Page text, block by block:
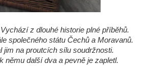
z dlouhé historie plné příběhů.
společného státu Čechů a Moravanů.
jim na proutcích sílu soudržnosti.
němu další dva a pevně je zapletl.